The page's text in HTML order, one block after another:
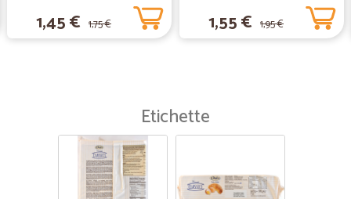
1,45 € 1,75 € 1,55 € 1,95 €
Etichette